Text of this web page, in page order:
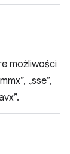
możliwości
„sse”,